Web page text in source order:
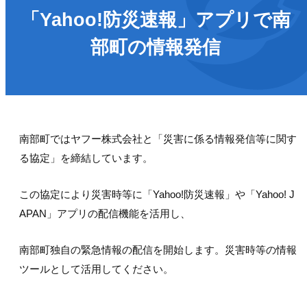
「Yahoo!防災速報」アプリで南
部町の情報発信
南部町ではヤフー株式会社と「災害に係る情報発信等に関す
る協定」を締結しています。
この協定により災害時等に「Yahoo!防災速報」や「Yahoo! J
APAN」アプリの配信機能を活用し、
南部町独自の緊急情報の配信を開始します。災害時等の情報
ツールとして活用してください。